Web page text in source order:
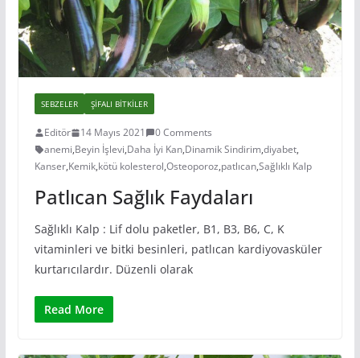
SEBZELER ŞIFALI BITKILER
Editör 14 Mayıs 2021
0 Comments
anemi,Beyin İşlevi,Daha İyi Kan,Dinamik Sindirim,diyabet,
Kanser,Kemik,kötü kolesterol,Osteoporoz,patlıcan,Sağlıklı Kalp
Patlıcan Sağlık Faydaları
Sağlıklı Kalp : Lif dolu paketler, B1, B3, B6, C, K
vitaminleri ve bitki besinleri, patlıcan kardiyovasküler
kurtarıcılardır. Düzenli olarak
Read More